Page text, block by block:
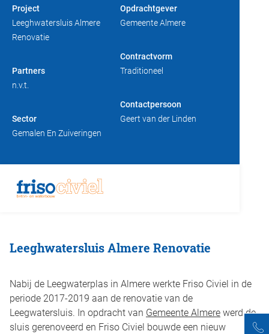
Duurzaam bouwen
Friso magazine
Project
Leeghwatersluis Almere
Renovatie
Partners
n.v.t.
Sector
Gemalen En Zuiveringen
Opdrachtgever
Gemeente Almere
Contractvorm
Traditioneel
Contactpersoon
Geert van der Linden
Leeghwatersluis Almere Renovatie
Nabij de Leegwaterplas in Almere werkte Friso Civiel in de
periode 2017-2019 aan de renovatie van de
Leegwatersluis. In opdracht van Gemeente Almere werd de
sluis gerenoveerd en Friso Civiel bouwde een nieuw